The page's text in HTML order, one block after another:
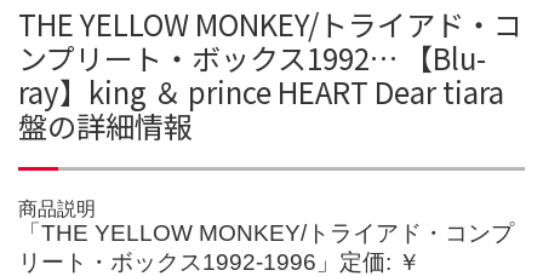
THE YELLOW MONKEY/トライアド・コ
ンプリート・ボックス1992… 【Blu-
ray】king ＆ prince HEART Dear tiara
盤の詳細情報
商品説明
「THE YELLOW MONKEY/トライアド・コンプ
リート・ボックス1992-1996」定価: ￥